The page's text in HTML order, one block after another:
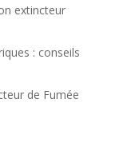
extincteur
: conseils
de Fumée